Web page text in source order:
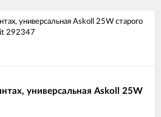
универсальная Askoll 25W старого
292347
универсальная Askoll 25W